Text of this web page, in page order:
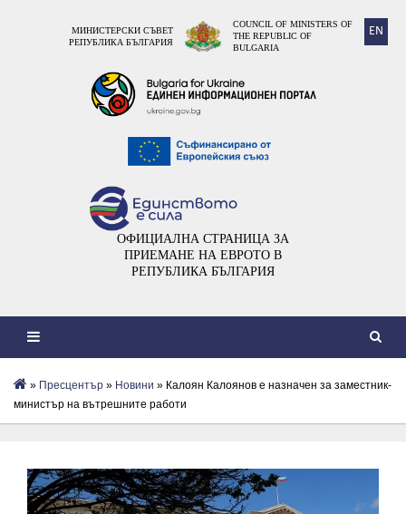
EN
МИНИСТЕРСКИ СЪВЕТ
РЕПУБЛИКА БЪЛГАРИЯ
COUNCIL OF MINISTERS OF
THE REPUBLIC OF
BULGARIA
ОФИЦИАЛНА СТРАНИЦА ЗА
ПРИЕМАНЕ НА ЕВРОТО В
РЕПУБЛИКА БЪЛГАРИЯ
» Пресцентър » Новини » Калоян Калоянов е назначен за заместник-
министър на вътрешните работи